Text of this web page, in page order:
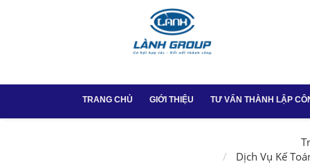
TRANG CHỦ GIỚI THIỆU TƯ VẤN THÀNH LẬP
Thành lập công
Dịch Vụ Kế